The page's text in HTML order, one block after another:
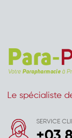
Le spécialiste
SERVICE